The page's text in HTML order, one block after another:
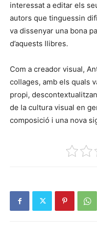
interessat a editar els
autors que tinguessin
va dissenyar una bona
d’aquests llibres.
Com a creador visual,
collages, amb els quals
propi,
de la cultura visual en
composició i una nova